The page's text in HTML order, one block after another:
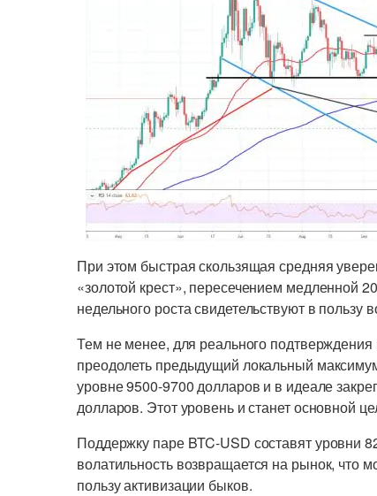
При этом быстрая скользящая средняя
«золотой крест», пересечением медленной
недельного роста свидетельствуют в
Тем не менее, для реального
преодолеть предыдущий локальный
уровне 9500-9700 долларов и в идеале
долларов. Этот уровень и станет основной
Поддержку паре BTC-USD составят
волатильность возвращается на рынок, что
пользу активизации быков.